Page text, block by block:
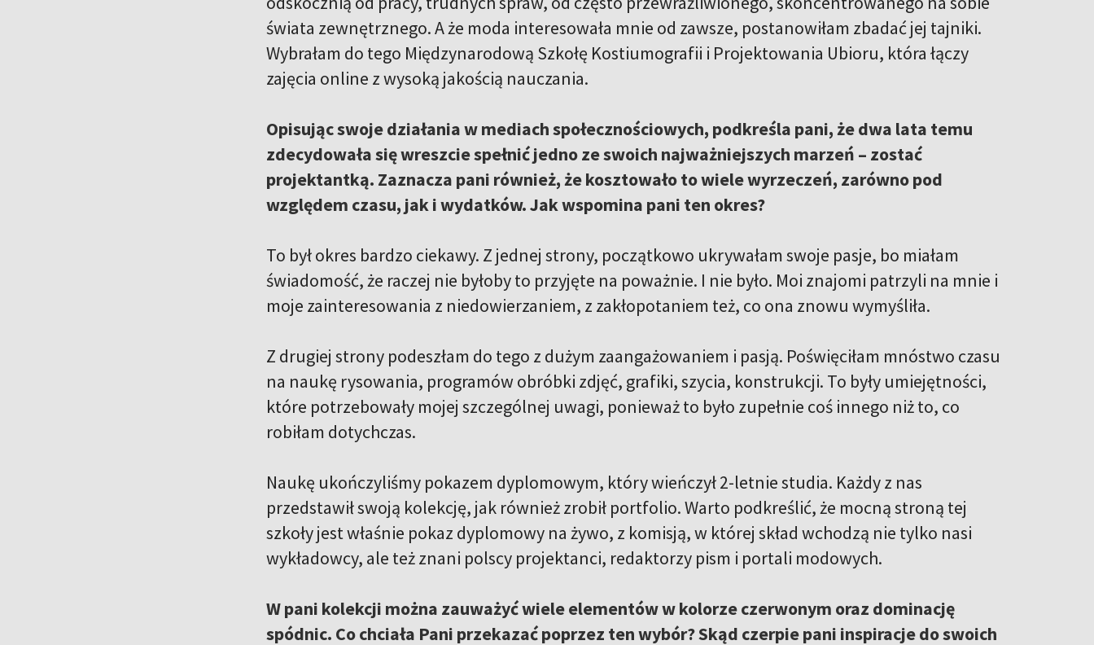
świata zewnętrznego. A że moda interesowała mnie od zawsze, postanowiłam zbadać jej tajniki.
Wybrałam do tego Międzynarodową Szkołę Kostiumografii i Projektowania Ubioru, która łączy
zajęcia online z wysoką jakością nauczania.
Opisując swoje działania w mediach społecznościowych, podkreśla pani, że dwa lata temu
zdecydowała się wreszcie spełnić jedno ze swoich najważniejszych marzeń – zostać
projektantką. Zaznacza pani również, że kosztowało to wiele wyrzeczeń, zarówno pod
względem czasu, jak i wydatków. Jak wspomina pani ten okres?
To był okres bardzo ciekawy. Z jednej strony, początkowo ukrywałam swoje pasje, bo miałam
świadomość, że raczej nie byłoby to przyjęte na poważnie. I nie było. Moi znajomi patrzyli na mnie i
moje zainteresowania z niedowierzaniem, z zakłopotaniem też, co ona znowu wymyśliła.
Z drugiej strony podeszłam do tego z dużym zaangażowaniem i pasją. Poświęciłam mnóstwo czasu
na naukę rysowania, programów obróbki zdjęć, grafiki, szycia, konstrukcji. To były umiejętności,
które potrzebowały mojej szczególnej uwagi, ponieważ to było zupełnie coś innego niż to, co
robiłam dotychczas.
Naukę ukończyliśmy pokazem dyplomowym, który wieńczył 2-letnie studia. Każdy z nas
przedstawił swoją kolekcję, jak również zrobił portfolio. Warto podkreślić, że mocną stroną tej
szkoły jest właśnie pokaz dyplomowy na żywo, z komisją, w której skład wchodzą nie tylko nasi
wykładowcy, ale też znani polscy projektanci, redaktorzy pism i portali modowych.
W pani kolekcji można zauważyć wiele elementów w kolorze czerwonym oraz dominację
spódnic. Co chciała Pani przekazać poprzez ten wybór? Skąd czerpie pani inspiracje do swoich